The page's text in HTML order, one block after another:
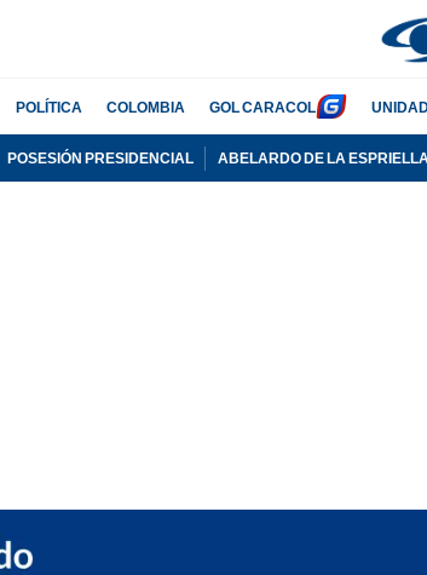
POLÍTICA COLOMBIA GOL CARACOL
POSESIÓN PRESIDENCIAL ABELARDO DE LA